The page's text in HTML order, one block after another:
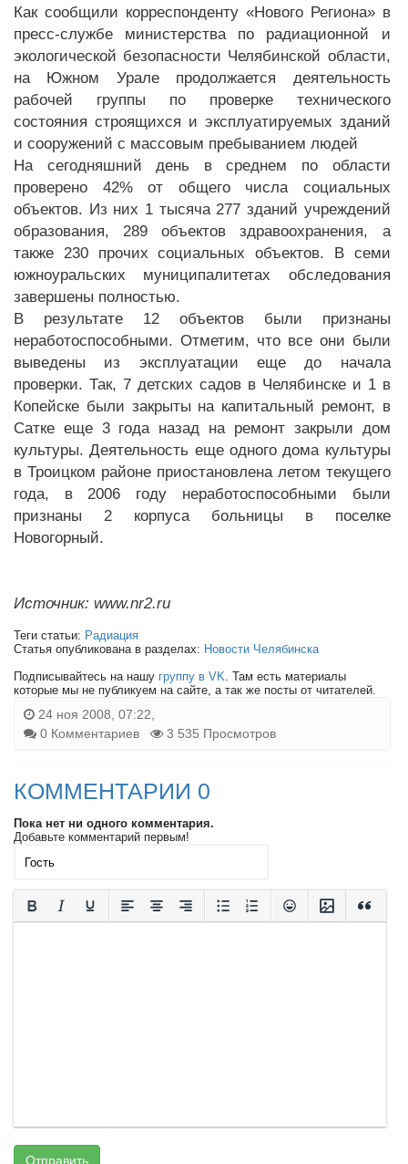
Как сообщили корреспонденту «Нового Региона» в
пресс-службе министерства по радиационной и
экологической безопасности Челябинской области,
на Южном Урале продолжается деятельность
рабочей группы по проверке технического
состояния строящихся и эксплуатируемых зданий
и сооружений с массовым пребыванием людей
На сегодняшний день в среднем по области
проверено 42% от общего числа социальных
объектов. Из них 1 тысяча 277 зданий учреждений
образования, 289 объектов здравоохранения, а
также 230 прочих социальных объектов. В семи
южноуральских муниципалитетах обследования
завершены полностью.
В результате 12 объектов были признаны
неработоспособными. Отметим, что все они были
выведены из эксплуатации еще до начала
проверки. Так, 7 детских садов в Челябинске и 1 в
Копейске были закрыты на капитальный ремонт, в
Сатке еще 3 года назад на ремонт закрыли дом
культуры. Деятельность еще одного дома культуры
в Троицком районе приостановлена летом текущего
года, в 2006 году неработоспособными были
признаны 2 корпуса больницы в поселке
Новогорный.
Источник: www.nr2.ru
Теги статьи: Радиация
Статья опубликована в разделах: Новости Челябинска
Подписывайтесь на нашу группу в VK. Там есть материалы
которые мы не публикуем на сайте, а так же посты от читателей.
24 ноя 2008, 07:22,
0 Комментариев
3 535 Просмотров
КОММЕНТАРИИ 0
Пока нет ни одного комментария.
Добавьте комментарий первым!
Отправить